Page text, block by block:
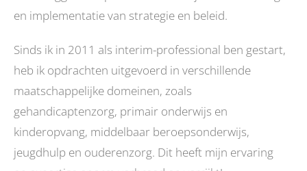
en implementatie van strategie en beleid.
Sinds ik in 2011 als interim-professional ben gestart,
heb ik opdrachten uitgevoerd in verschillende
maatschappelijke domeinen, zoals
gehandicaptenzorg, primair onderwijs en
kinderopvang, middelbaar beroepsonderwijs,
jeugdhulp en ouderenzorg. Dit heeft mijn ervaring